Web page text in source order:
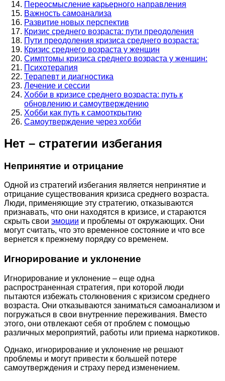
Переосмысление карьерного направления
Важность самоанализа
Развитие новых перспектив
Кризис среднего возраста: пути преодоления
Пути преодоления кризиса среднего возраста:
Кризис среднего возраста у женщин
Симптомы кризиса среднего возраста у женщин:
Психотерапия
Терапевт и диагностика
Лечение и сессии
Хобби в кризисе среднего возраста: путь к
обновлению и самоутверждению
Хобби как путь к самооткрытию
Самоутверждение через хобби
Нет – стратегии избегания
Непринятие и отрицание
Одной из стратегий избегания является непринятие и
отрицание существования кризиса среднего возраста.
Люди, применяющие эту стратегию, отказываются
признавать, что они находятся в кризисе, и стараются
скрыть свои эмоции и проблемы от окружающих. Они
могут считать, что это временное состояние и что все
вернется к прежнему порядку со временем.
Игнорирование и уклонение
Игнорирование и уклонение – еще одна
распространенная стратегия, при которой люди
пытаются избежать столкновения с кризисом среднего
возраста. Они отказываются заниматься самоанализом и
погружаться в свои внутренние переживания. Вместо
этого, они отвлекают себя от проблем с помощью
различных мероприятий, работы или приема наркотиков.
Однако, игнорирование и уклонение не решают
проблемы и могут привести к большей потере
самоутверждения и страху перед изменением.